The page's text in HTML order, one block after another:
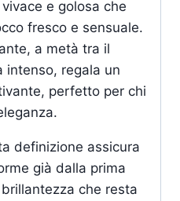
e golosa che
fresco e sensuale.
a metà tra il
intenso, regala un
perfetto per chi
definizione assicura
già dalla prima
che resta